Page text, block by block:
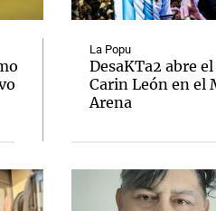
La Popu
DesaKTa2 abre
Carin León en el
Arena